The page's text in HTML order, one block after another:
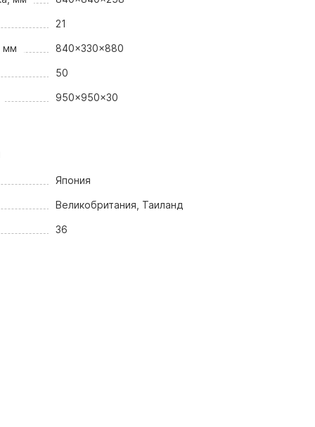
21
мм 840x330x880
50
950x950x30
Япония
Великобритания, Таиланд
36